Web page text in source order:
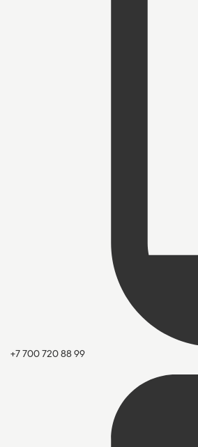
+7 700 720 88 99